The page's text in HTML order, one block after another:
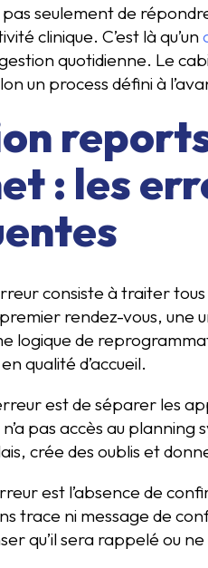
pas seulement de
clinique. C’est là qu’un
quotidienne. Le
un process défini à
: les
consiste à traiter
rendez-vous,
logique de
qualité d’accueil.
est de séparer les
n’a pas accès au
crée des oublis et
est l’absence de
trace ni message de
qu’il sera rappelé ou